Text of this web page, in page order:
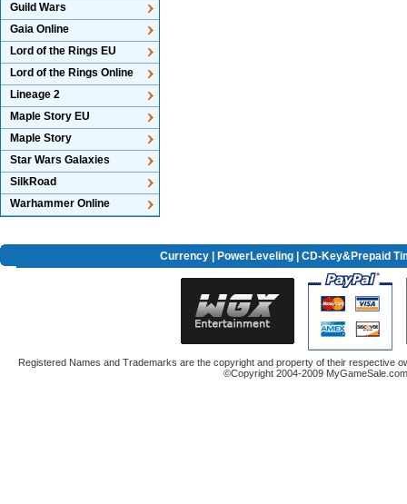
Guild Wars
Gaia Online
Lord of the Rings EU
Lord of the Rings Online
Lineage 2
Maple Story EU
Maple Story
Star Wars Galaxies
SilkRoad
Warhammer Online
Currency| PowerLeveling| CD-Key&Prepaid
Registered Names and Trademarks are the copyright and property of their respective
©Copyright 2004-2009